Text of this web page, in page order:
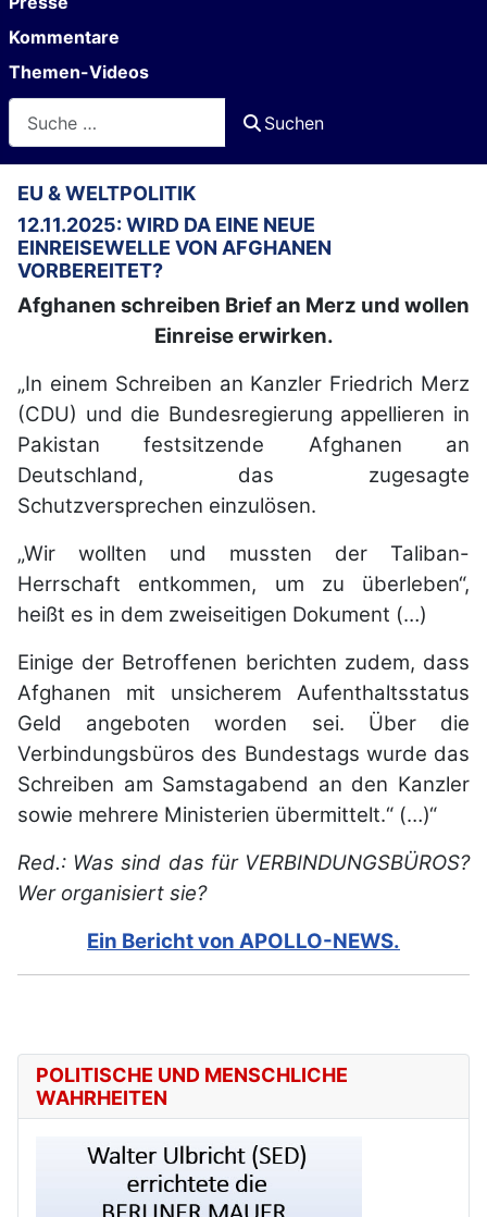
Kommentare
Themen-Videos
Suchen
EU & WELTPOLITIK
12.11.2025: WIRD DA EINE NEUE
EINREISEWELLE VON AFGHANEN
VORBEREITET?
Afghanen schreiben Brief an Merz und wollen
Einreise erwirken.
„In einem Schreiben an Kanzler Friedrich Merz
(CDU) und die Bundesregierung appellieren in
Pakistan festsitzende Afghanen an
Deutschland, das zugesagte
Schutzversprechen einzulösen.
„Wir wollten und mussten der Taliban-
Herrschaft entkommen, um zu überleben“,
heißt es in dem zweiseitigen Dokument (…)
Einige der Betroffenen berichten zudem, dass
Afghanen mit unsicherem Aufenthaltsstatus
Geld angeboten worden sei. Über die
Verbindungsbüros des Bundestags wurde das
Schreiben am Samstagabend an den Kanzler
sowie mehrere Ministerien übermittelt.“ (…)“
Red.: Was sind das für VERBINDUNGSBÜROS?
Wer organisiert sie?
Ein Bericht von APOLLO-NEWS.
POLITISCHE UND MENSCHLICHE
WAHRHEITEN